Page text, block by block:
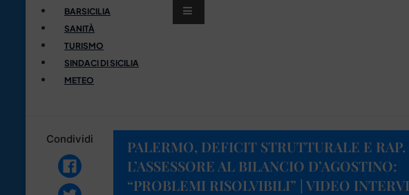
BARSICILIA
SANITÀ
TURISMO
SINDACI DI SICILIA
METEO
Condividi
PALERMO, DEFICIT STRUTTURALE E RAP.
L’ASSESSORE AL BILANCIO D’AGOSTINO:
“PROBLEMI RISOLVIBILI” | VIDEO